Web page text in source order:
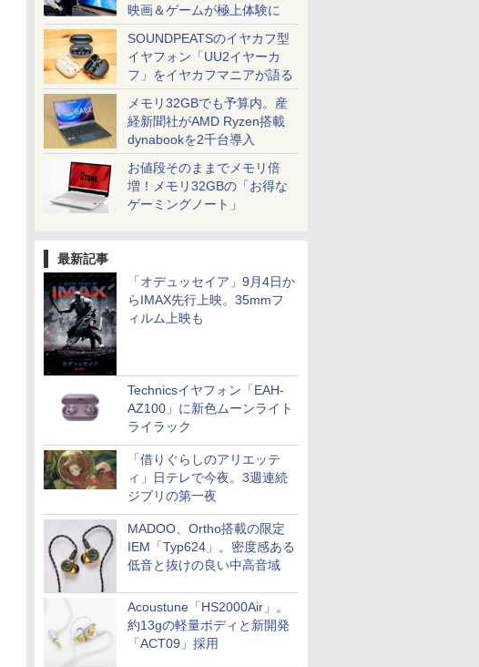
映画＆ゲームが極上体験に
SOUNDPEATSのイヤカフ型
イヤフォン「UU2イヤーカ
フ」をイヤカフマニアが語る
メモリ32GBでも予算内。産
経新聞社がAMD Ryzen搭載
dynabookを2千台導入
お値段そのままでメモリ倍
増！メモリ32GBの「お得な
ゲーミングノート」
最新記事
「オデュッセイア」9月4日か
らIMAX先行上映。35mmフ
ィルム上映も
Technicsイヤフォン「EAH-
AZ100」に新色ムーンライト
ライラック
「借りぐらしのアリエッテ
ィ」日テレで今夜。3週連続
ジブリの第一夜
MADOO、Ortho搭載の限定
IEM「Typ624」。密度感ある
低音と抜けの良い中高音域
Acoustune「HS2000Air」。
約13gの軽量ボディと新開発
「ACT09」採用